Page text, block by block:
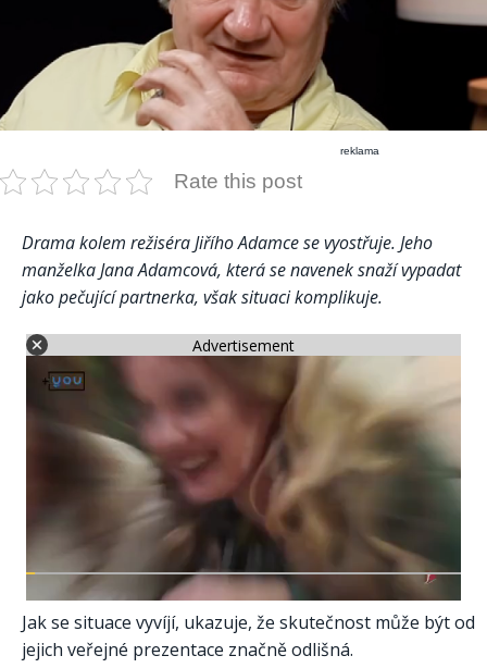
reklama
Rate this post
Drama kolem režiséra Jiřího Adamce se vyostřuje. Jeho
manželka Jana Adamcová, která se navenek snaží vypadat
jako pečující partnerka, však situaci komplikuje.
Advertisement
Jak se situace vyvíjí, ukazuje, že skutečnost může být od
jejich veřejné prezentace značně odlišná.